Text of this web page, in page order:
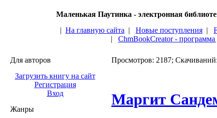
Маленькая Паутинка - электронная
| На главную сайта | Новые поступления |
| ChmBookCreator -
Для авторов
Загрузить книгу на сайт
Регистрация
Вход
Жанры
Просмотров: 2187;
Маргит